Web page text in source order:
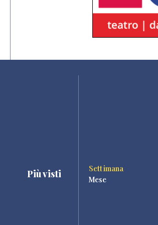
Più visti
Settimana
Mese